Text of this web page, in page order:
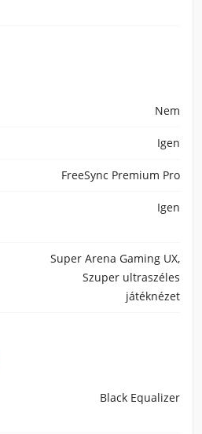
Nem
Igen
FreeSync Premium Pro
Igen
Super Arena Gaming UX,
Szuper ultraszéles
játéknézet
Black Equalizer